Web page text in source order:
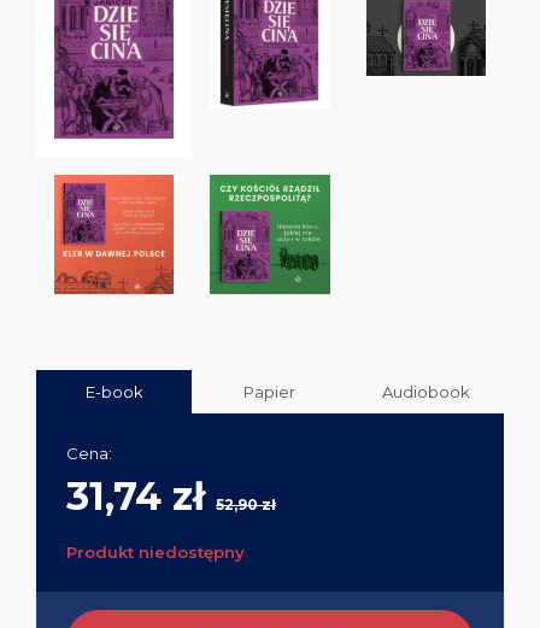
E-book Papier Audiobook
Cena:
31,74 zł 52,90 zł
Produkt niedostępny